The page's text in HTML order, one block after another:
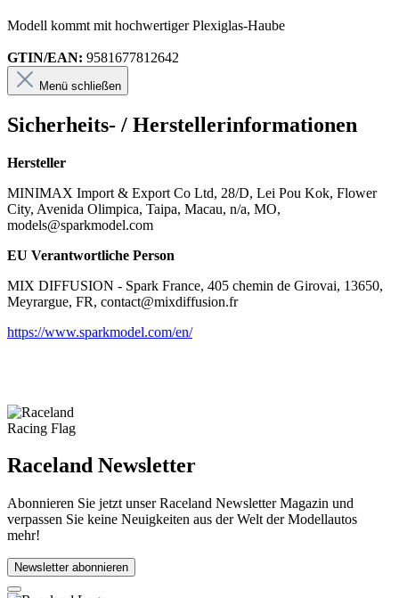
Modell kommt mit hochwertiger Plexiglas-Haube
GTIN/EAN: 9581677812642
Menü schließen
Sicherheits- / Herstellerinformationen
Hersteller
MINIMAX Import & Export Co Ltd, 28/D, Lei Pou Kok, Flower
City, Avenida Olimpica, Taipa, Macau, n/a, MO,
models@sparkmodel.com
EU Verantwortliche Person
MIX DIFFUSION - Spark France, 405 chemin de Girovai, 13650,
Meyrargue, FR, contact@mixdiffusion.fr
https://www.sparkmodel.com/en/
Raceland Newsletter
Abonnieren Sie jetzt unser Raceland Newsletter Magazin und
verpassen Sie keine Neuigkeiten aus der Welt der Modellautos
mehr!
Newsletter abonnieren